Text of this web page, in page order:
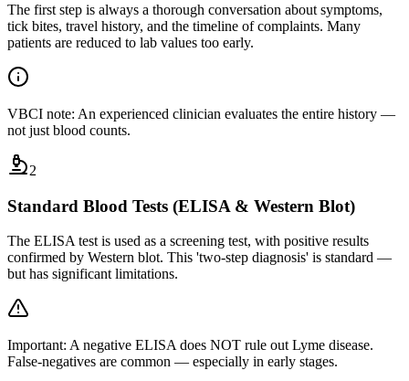
The first step is always a thorough conversation about symptoms,
tick bites, travel history, and the timeline of complaints. Many
patients are reduced to lab values too early.
VBCI note: An experienced clinician evaluates the entire history —
not just blood counts.
2
Standard Blood Tests (ELISA & Western Blot)
The ELISA test is used as a screening test, with positive results
confirmed by Western blot. This 'two-step diagnosis' is standard —
but has significant limitations.
Important: A negative ELISA does NOT rule out Lyme disease.
False-negatives are common — especially in early stages.